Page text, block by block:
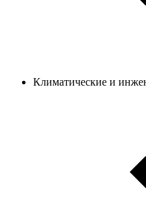
Климатические и